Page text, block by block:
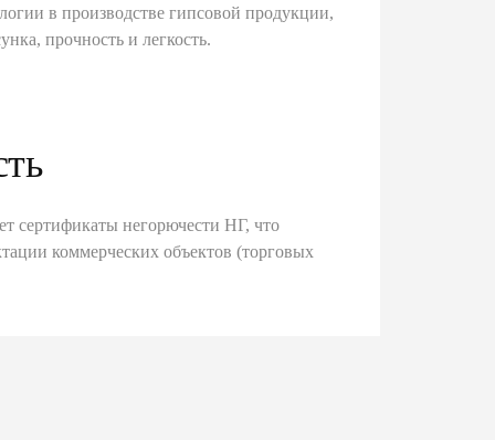
в производстве гипсовой продукции,
прочность и легкость.
сертификаты негорючести НГ, что
коммерческих объектов (торговых